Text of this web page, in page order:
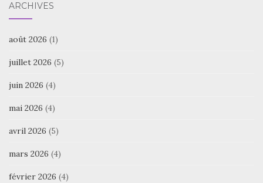
ARCHIVES
août 2026 (1)
juillet 2026 (5)
juin 2026 (4)
mai 2026 (4)
avril 2026 (5)
mars 2026 (4)
février 2026 (4)